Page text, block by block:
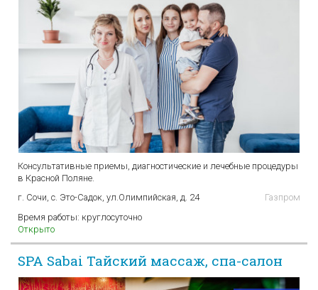
Консультативные приемы, диагностические и лечебные процедуры
в Красной Поляне.
г. Сочи, с. Это-Садок, ул.Олимпийская, д. 24
Газпром
Время работы: круглосуточно
Открыто
SPA Sabai Тайский массаж, cпа-салон